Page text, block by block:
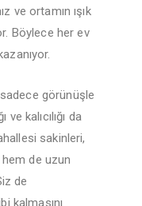
ve ortamın ışık
Böylece her ev
görünüşle
kalıcılığı da
sakinleri,
de uzun
de
kalmasını